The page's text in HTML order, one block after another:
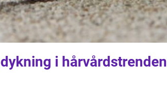
i hårvårdstrenden